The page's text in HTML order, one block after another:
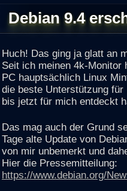
Debian 9.4
Huch! Das ging ja glatt an
Seit ich meinen 4k-Monitor
PC hauptsächlich Linux
die beste Unterstützung
bis jetzt für mich entdeckt
Das mag auch der Grund
Tage alte Update von
von mir unbemerkt und
Hier die Pressemitteilung:
https://www.debian.org/